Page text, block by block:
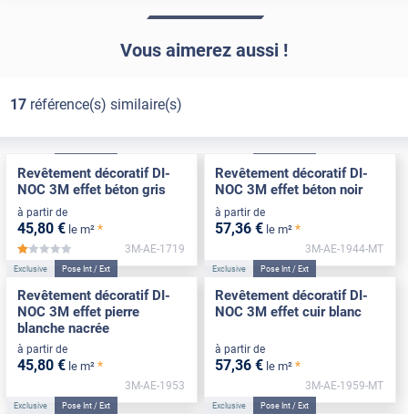
Vous aimerez aussi !
17référence(s) similaire(s)
Revêtement décoratif DI-
NOC 3M effet béton gris
à partir de
45,80 € le m² *
*****
3M-AE-1719
Revêtement décoratif DI-
NOC 3M effet béton noir
à partir de
57,36 € le m² *
3M-AE-1944-MT
Exclusive Pose Int / Ext
Revêtement décoratif DI-
NOC 3M effet pierre
blanche nacrée
à partir de
45,80 € le m² *
3M-AE-1953
Exclusive Pose Int / Ext
Revêtement décoratif DI-
NOC 3M effet cuir blanc
à partir de
57,36 € le m² *
3M-AE-1959-MT
Exclusive Pose Int / Ext Exclusive Pose Int / Ext